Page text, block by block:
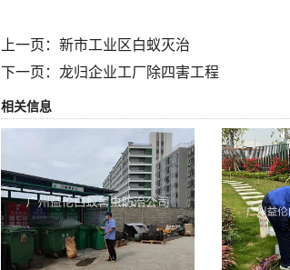
上一页： 新市工业区白蚁灭治
下一页： 龙归企业工厂除四害工程
相关信息